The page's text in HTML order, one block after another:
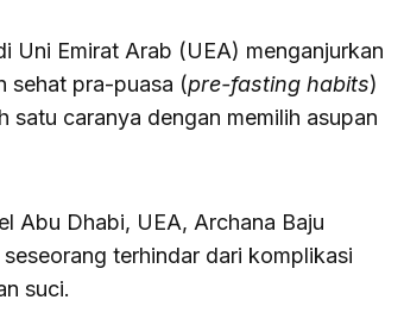
Uni Emirat Arab (UEA) menganjurkan
sehat pra-puasa (pre-fasting habits)
satu caranya dengan memilih asupan
Abu Dhabi, UEA, Archana Baju
terhindar dari komplikasi
suci.